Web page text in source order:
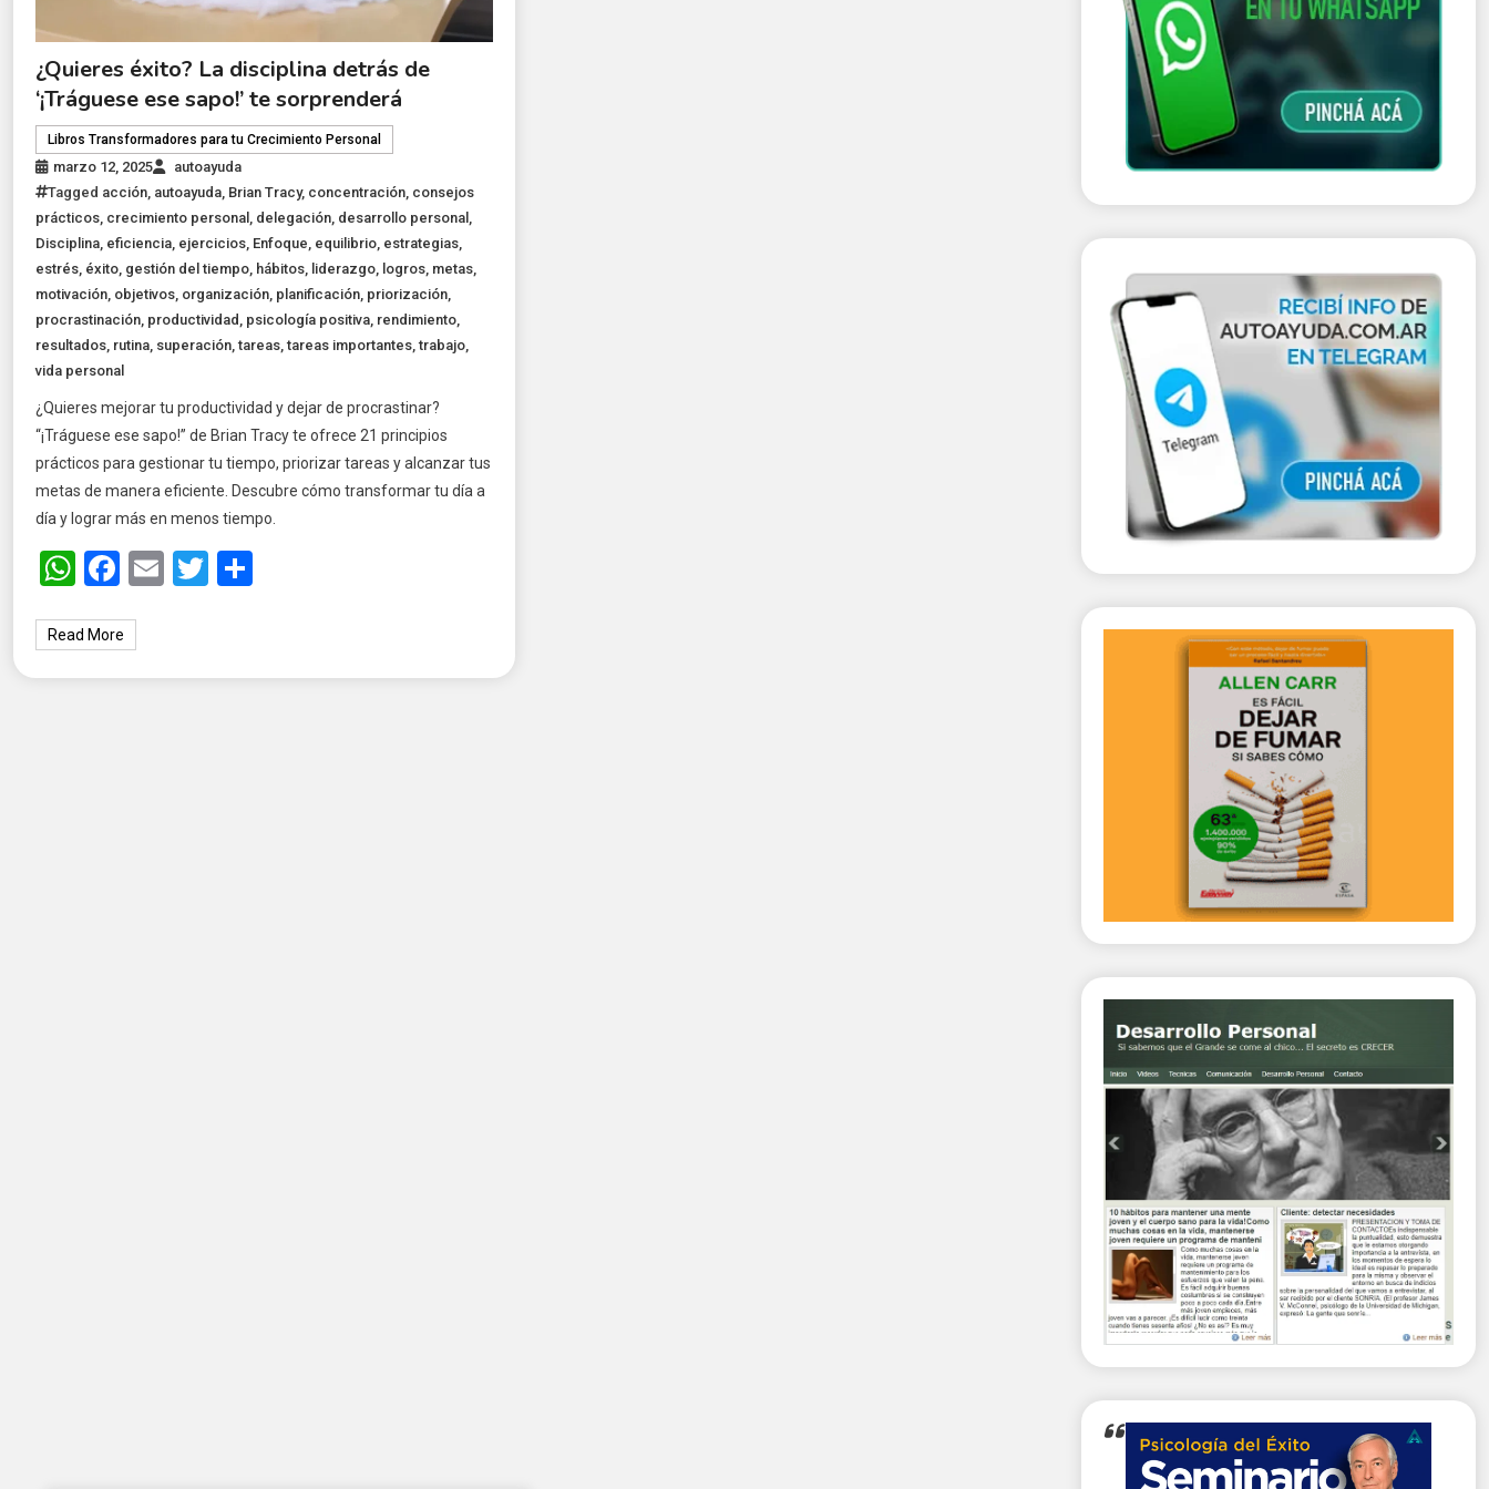
¿Quieres éxito? La disciplina detrás de
‘¡Tráguese ese sapo!’ te sorprenderá
Libros Transformadores para tu Crecimiento Personal
marzo 12, 2025
autoayuda
Tagged acción, autoayuda, Brian Tracy, concentración, consejos
prácticos, crecimiento personal , delegación, desarrollo personal ,
Disciplina, eficiencia, ejercicios, Enfoque, equilibrio, estrategias,
estrés, éxito, gestión del tiempo, hábitos, liderazgo, logros, metas,
motivación, objetivos, organización, planificación, priorización,
procrastinación, productividad , psicología positiva, rendimiento,
resultados, rutina, superación,tareas,tareas importantes,trabajo,
vida personal
¿Quieres mejorar tu productividad y dejar de procrastinar?
“¡Tráguese ese sapo!” de Brian Tracy te ofrece 21 principios
prácticos para gestionar tu tiempo, priorizar tareas y alcanzar tus
metas de manera eficiente. Descubre cómo transformar tu día a
día y lograr más en menos tiempo.
WhatsApp
Facebook
EmailTwitter
Read More